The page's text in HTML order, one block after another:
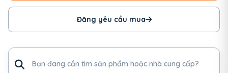
Đăng yêu cầu mua